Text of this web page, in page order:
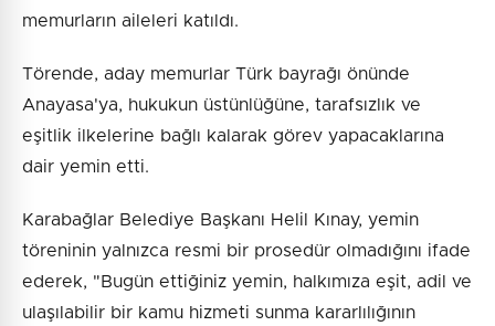
memurların aileleri katıldı.
Törende, aday memurlar Türk bayrağı önünde
Anayasa'ya, hukukun üstünlüğüne, tarafsızlık ve
eşitlik ilkelerine bağlı kalarak görev yapacaklarına
dair yemin etti.
Karabağlar Belediye Başkanı Helil Kınay, yemin
töreninin yalnızca resmi bir prosedür olmadığını ifade
ederek, "Bugün ettiğiniz yemin, halkımıza eşit, adil ve
ulaşılabilir bir kamu hizmeti sunma kararlılığının